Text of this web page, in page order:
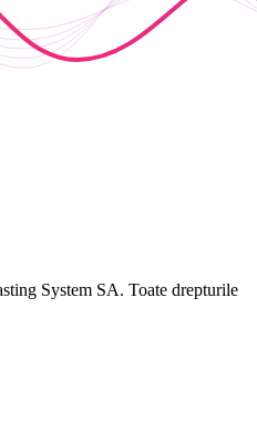
System SA. Toate drepturile